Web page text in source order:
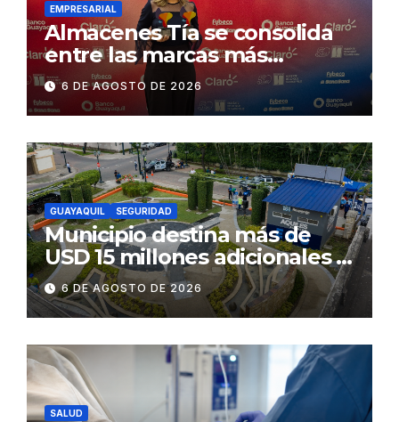
EMPRESARIAL
Almacenes Tía se consolida
entre las marcas más
influyentes del Ecuador
6 DE AGOSTO DE 2026
GUAYAQUIL SEGURIDAD
Municipio destina más de
USD 15 millones adicionales a
SEGURA EP para fortalecer la
seguridad ciudadana
6 DE AGOSTO DE 2026
SALUD